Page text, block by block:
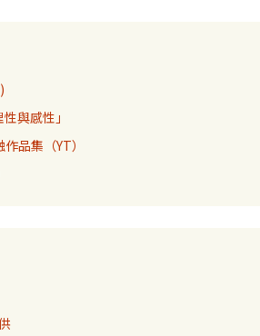
與感性」
品集（YT）